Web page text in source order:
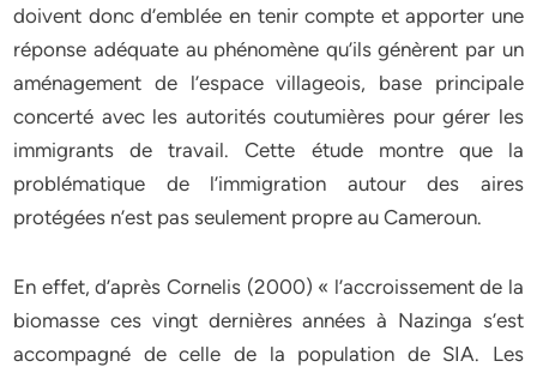
doivent donc d’emblée en tenir compte et apporter une
réponse adéquate au phénomène qu’ils génèrent par un
aménagement de l’espace villageois, base principale
concerté avec les autorités coutumières pour gérer les
immigrants de travail. Cette étude montre que la
problématique de l’immigration autour des aires
protégées n’est pas seulement propre au Cameroun.
En effet, d’après Cornelis (2000) « l’accroissement de la
biomasse ces vingt dernières années à Nazinga s’est
accompagné de celle de la population de SIA. Les